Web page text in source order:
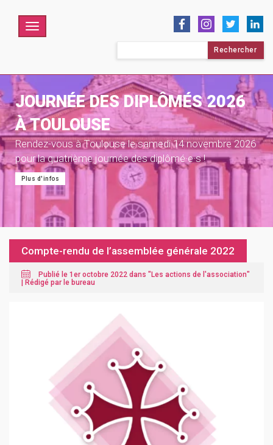
Menu
JOURNÉE DES DIPLÔMÉS 2026
À TOULOUSE
Rendez-vous à Toulouse le samedi 14 novembre 2026
pour la quatrième journée des diplômé·e·s !
Plus d'infos
Compte-rendu de l’assemblée générale 2022
Publié le 1er octobre 2022 dans "Les actions de l'association"
| Rédigé par le bureau